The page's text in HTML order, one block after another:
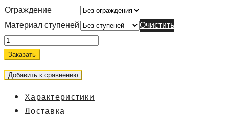
Ограждение
Материал ступеней
Очистить
Заказать
Добавить к сравнению
Характеристики